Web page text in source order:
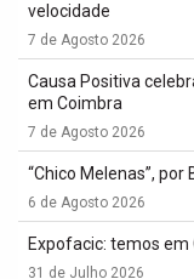
velocidade
7 de Agosto 2026
Causa Positiva
em Coimbra
7 de Agosto 2026
“Chico Melenas”,
6 de Agosto 2026
Expofacic: temos
31 de Julho 2026